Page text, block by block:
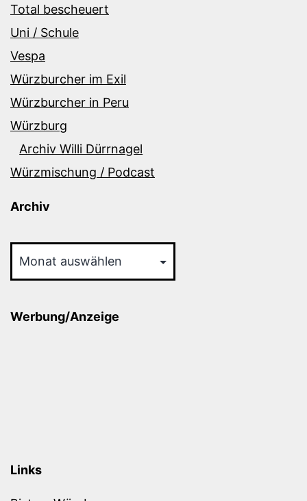
Total bescheuert
Uni / Schule
Vespa
Würzburcher im Exil
Würzburcher in Peru
Würzburg
Archiv Willi Dürrnagel
Würzmischung / Podcast
Archiv
Werbung/Anzeige
Links